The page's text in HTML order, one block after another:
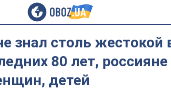
знал столь жестокой
80 лет,
детей